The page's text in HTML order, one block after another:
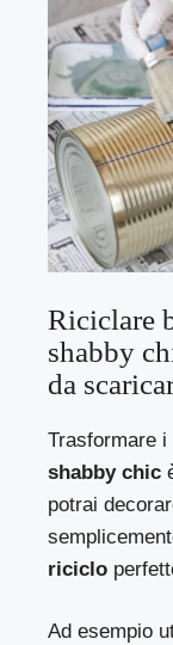
Riciclare
shabby
da
Trasformare
shabby chic
potrai
riciclo
Ad esempio